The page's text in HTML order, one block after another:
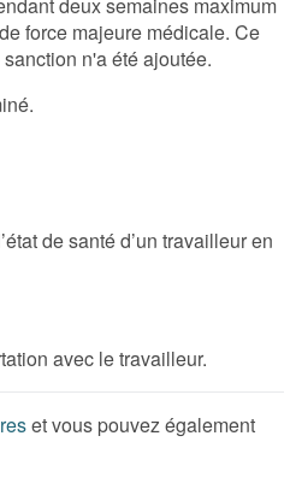
force majeure médicale. Ce
n'a été ajoutée.
de santé d’un travailleur en
avec le travailleur.
et vous pouvez également